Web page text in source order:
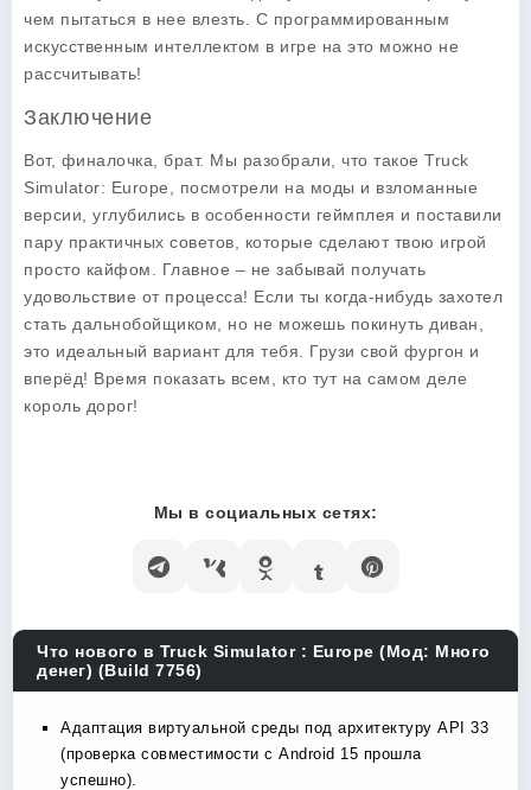
чем пытаться в нее влезть. С программированным
искусственным интеллектом в игре на это можно не
рассчитывать!
Заключение
Вот, финалочка, брат. Мы разобрали, что такое Truck
Simulator: Europe , посмотрели на моды и взломанные
версии, углубились в особенности геймплея и поставили
пару практичных советов, которые сделают твою игрой
просто кайфом. Главное – не забывай получать
удовольствие от процесса! Если ты когда-нибудь захотел
стать дальнобойщиком, но не можешь покинуть диван,
это идеальный вариант для тебя. Грузи свой фургон и
вперёд! Время показать всем, кто тут на самом деле
король дорог!
Мы в социальных сетях:
Что нового в Truck Simulator : Europe (Мод: Много
денег) (Build 7756)
Адаптация виртуальной среды под архитектуру API 33
(проверка совместимости с Android 15 прошла
успешно).